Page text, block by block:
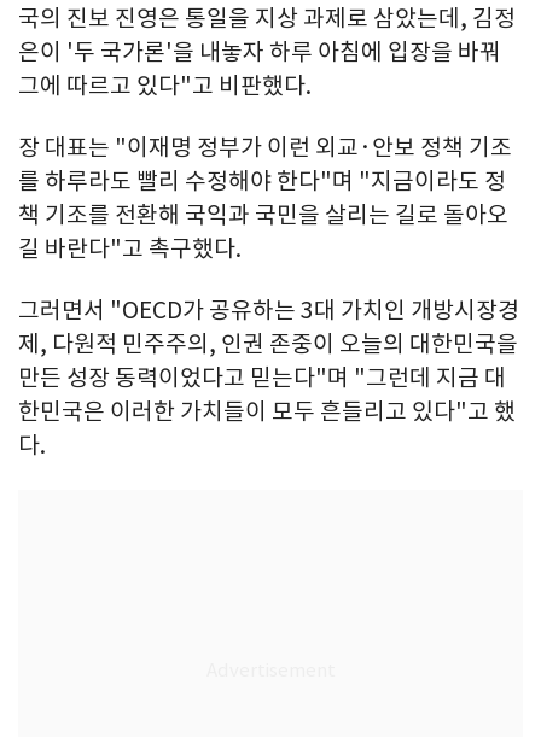
국의 진보 진영은 통일을 지상 과제로 삼았는데, 김정
은이 '두 국가론'을 내놓자 하루 아침에 입장을 바꿔
그에 따르고 있다"고 비판했다.
장 대표는 "이재명 정부가 이런 외교·안보 정책 기조
를 하루라도 빨리 수정해야 한다"며 "지금이라도 정
책 기조를 전환해 국익과 국민을 살리는 길로 돌아오
길 바란다"고 촉구했다.
그러면서 "OECD가 공유하는 3대 가치인 개방시장경
제, 다원적 민주주의, 인권 존중이 오늘의 대한민국을
만든 성장 동력이었다고 믿는다"며 "그런데 지금 대
한민국은 이러한 가치들이 모두 흔들리고 있다"고 했
다.